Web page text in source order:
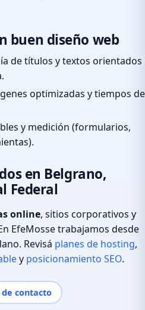
buen diseño web
de títulos y textos orientados
optimizadas y tiempos de
y medición (formularios,
en Belgrano,
Federal
online, sitios corporativos y
EfeMosse trabajamos desde
Revisá planes de hosting,
y posicionamiento SEO.
contacto